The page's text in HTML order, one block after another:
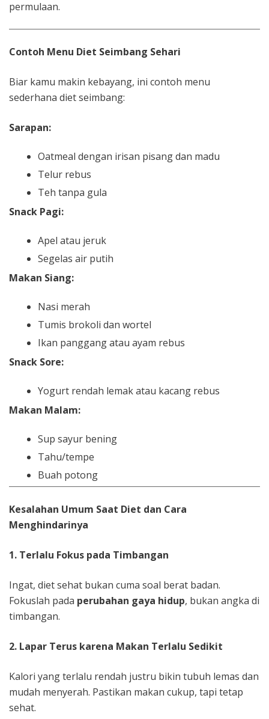
permulaan.
Contoh Menu Diet Seimbang Sehari
Biar kamu makin kebayang, ini contoh menu
sederhana diet seimbang:
Sarapan:
Oatmeal dengan irisan pisang dan madu
Telur rebus
Teh tanpa gula
Snack Pagi:
Apel atau jeruk
Segelas air putih
Makan Siang:
Nasi merah
Tumis brokoli dan wortel
Ikan panggang atau ayam rebus
Snack Sore:
Yogurt rendah lemak atau kacang rebus
Makan Malam:
Sup sayur bening
Tahu/tempe
Buah potong
Kesalahan Umum Saat Diet dan Cara
Menghindarinya
1. Terlalu Fokus pada Timbangan
Ingat, diet sehat bukan cuma soal berat badan.
Fokuslah pada perubahan gaya hidup, bukan angka di
timbangan.
2. Lapar Terus karena Makan Terlalu Sedikit
Kalori yang terlalu rendah justru bikin tubuh lemas dan
mudah menyerah. Pastikan makan cukup, tapi tetap
sehat.